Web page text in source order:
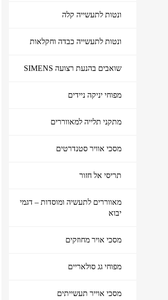
מוצרי איוורור ושאיבה
ונטות לתעשייה קלה
ונטות לתעשייה כבדה וחקלאות
שואבים בהנעת רצועה SIMENS
מפוחי יניקה ניידים
מתקני תלייה למאווררים
מסכי אוויר סטנדרטים
תריסי אל חזור
מאווררים לתעשיה ומוסדות – דגמי
יבוא
מסכי אויר מחוזקים
מפוחי גג סולאריים
מסכי אוייר תעשייתים